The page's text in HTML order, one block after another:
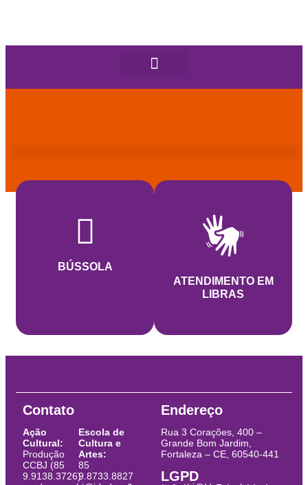
BÚSSOLA
ATENDIMENTO EM
LIBRAS
Contato
Ação
Cultural:
Produção
CCBJ (85
9.9138.3726)
Escola de
Cultura e
Artes:
85
9.8733.8827
Endereço
Rua 3 Corações, 400 –
Grande Bom Jardim,
Fortaleza – CE, 60540-441
LGPD